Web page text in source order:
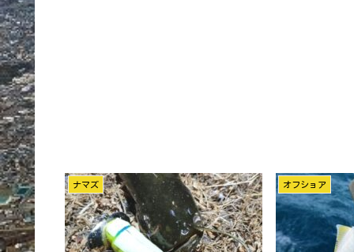
ナマズ オフショア